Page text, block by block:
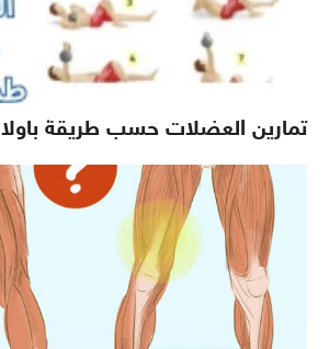
تمارين العضلات حسب طريقة باولا